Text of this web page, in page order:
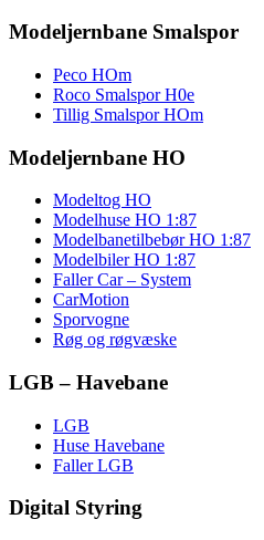
Modeljernbane Smalspor
Peco HOm
Roco Smalspor H0e
Tillig Smalspor HOm
Modeljernbane HO
Modeltog HO
Modelhuse HO 1:87
Modelbanetilbebør HO 1:87
Modelbiler HO 1:87
Faller Car – System
CarMotion
Sporvogne
Røg og røgvæske
LGB – Havebane
LGB
Huse Havebane
Faller LGB
Digital Styring